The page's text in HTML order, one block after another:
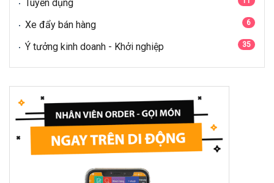
Tuyển dụng
Xe đẩy bán hàng 6
Ý tưởng kinh doanh - Khởi nghiệp 35